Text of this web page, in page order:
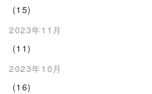
(15)
2023年11月
(11)
2023年10月
(16)